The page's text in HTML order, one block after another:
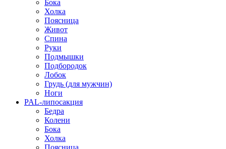
Бока
Холка
Поясница
Живот
Спина
Руки
Подмышки
Подбородок
Лобок
Грудь (для мужчин)
Ноги
PAL-липосакция
Бедра
Колени
Бока
Холка
Поясница